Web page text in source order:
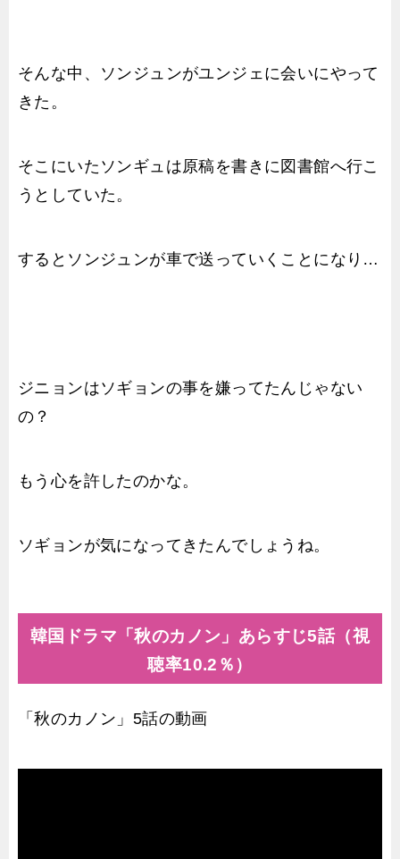
そんな中、ソンジュンがユンジェに会いにやって
きた。
そこにいたソンギュは原稿を書きに図書館へ行こ
うとしていた。
するとソンジュンが車で送っていくことになり…
ジニョンはソギョンの事を嫌ってたんじゃない
の？
もう心を許したのかな。
ソギョンが気になってきたんでしょうね。
韓国ドラマ「秋のカノン」あらすじ5話（視
聴率10.2％）
「秋のカノン」5話の動画